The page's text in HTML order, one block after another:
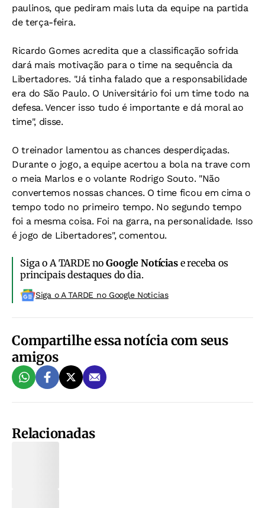
paulinos, que pediram mais luta da equipe na partida
de terça-feira.
Ricardo Gomes acredita que a classificação sofrida
dará mais motivação para o time na sequência da
Libertadores. "Já tinha falado que a responsabilidade
era do São Paulo. O Universitário foi um time todo na
defesa. Vencer isso tudo é importante e dá moral ao
time", disse.
O treinador lamentou as chances desperdiçadas.
Durante o jogo, a equipe acertou a bola na trave com
o meia Marlos e o volante Rodrigo Souto. "Não
convertemos nossas chances. O time ficou em cima o
tempo todo no primeiro tempo. No segundo tempo
foi a mesma coisa. Foi na garra, na personalidade. Isso
é jogo de Libertadores", comentou.
Siga o A TARDE noGoogle Notíciase receba os
principais destaques do dia.
Siga o A TARDE no Google Noticias
Compartilhe essa notícia com seus
amigos
Relacionadas